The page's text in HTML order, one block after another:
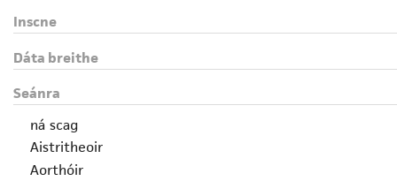
Inscne
Dáta breithe
Seánra
ná scag
Aistritheoir
Aorthóir